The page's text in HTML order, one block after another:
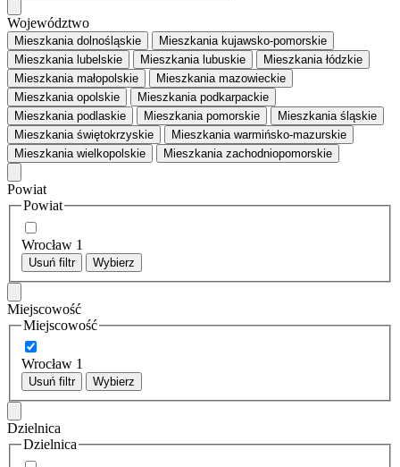
Województwo
Mieszkania dolnośląskie
Mieszkania kujawsko-pomorskie
Mieszkania lubelskie
Mieszkania lubuskie
Mieszkania łódzkie
Mieszkania małopolskie
Mieszkania mazowieckie
Mieszkania opolskie
Mieszkania podkarpackie
Mieszkania podlaskie
Mieszkania pomorskie
Mieszkania śląskie
Mieszkania świętokrzyskie
Mieszkania warmińsko-mazurskie
Mieszkania wielkopolskie
Mieszkania zachodniopomorskie
Powiat
Powiat
Wrocław 1
Usuń filtr Wybierz
Miejscowość
Miejscowość
Wrocław 1
Usuń filtr Wybierz
Dzielnica
Dzielnica